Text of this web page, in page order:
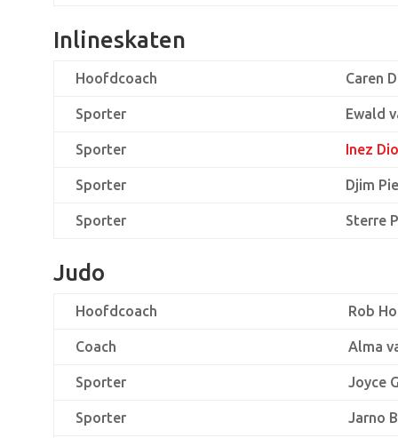
Inlineskaten
Hoofdcoach Caren
Sporter Ewald
Sporter Inez
Sporter Djim
Sporter Sterre
Judo
Hoofdcoach Rob
Coach Alma
Sporter Joyce
Sporter Jarno